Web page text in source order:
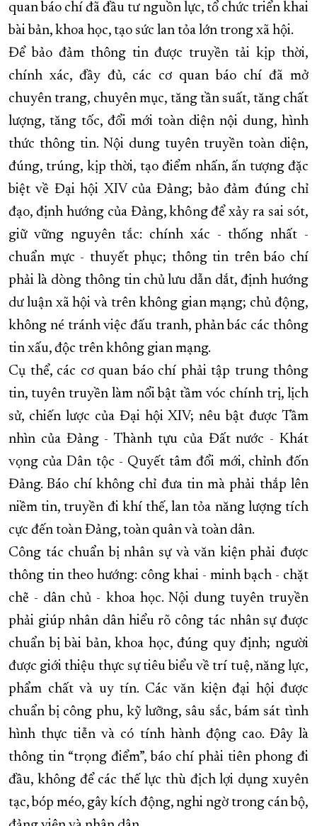
quan báo chí đã đầu tư nguồn lực, tổ chức triển khai
bài bản, khoa học, tạo sức lan tỏa lớn trong xã hội.
Để bảo đảm thông tin được truyền tải kịp thời,
chính xác, đầy đủ, các cơ quan báo chí đã mở
chuyên trang, chuyên mục, tăng tần suất, tăng chất
lượng, tăng tốc, đổi mới toàn diện nội dung, hình
thức thông tin. Nội dung tuyên truyền toàn diện,
đúng, trúng, kịp thời, tạo điểm nhấn, ấn tượng đặc
biệt về Đại hội XIV của Đảng; bảo đảm đúng chỉ
đạo, định hướng của Đảng, không để xảy ra sai sót,
giữ vững nguyên tắc: chính xác - thống nhất -
chuẩn mực - thuyết phục; thông tin trên báo chí
phải là dòng thông tin chủ lưu dẫn dắt, định hướng
dư luận xã hội và trên không gian mạng; chủ động,
không né tránh việc đấu tranh, phản bác các thông
tin xấu, độc trên không gian mạng.
Cụ thể, các cơ quan báo chí phải tập trung thông
tin, tuyên truyền làm nổi bật tầm vóc chính trị, lịch
sử, chiến lược của Đại hội XIV; nêu bật được Tầm
nhìn của Đảng - Thành tựu của Đất nước - Khát
vọng của Dân tộc - Quyết tâm đổi mới, chỉnh đốn
Đảng. Báo chí không chỉ đưa tin mà phải thắp lên
niềm tin, truyền đi khí thế, lan tỏa năng lượng tích
cực đến toàn Đảng, toàn quân và toàn dân.
Công tác chuẩn bị nhân sự và văn kiện phải được
thông tin theo hướng: công khai - minh bạch - chặt
chẽ - dân chủ - khoa học. Nội dung tuyên truyền
phải giúp nhân dân hiểu rõ công tác nhân sự được
chuẩn bị bài bản, khoa học, đúng quy định; người
được giới thiệu thực sự tiêu biểu về trí tuệ, năng lực,
phẩm chất và uy tín. Các văn kiện đại hội được
chuẩn bị công phu, kỹ lưỡng, sâu sắc, bám sát tình
hình thực tiễn và có tính hành động cao. Đây là
thông tin “trọng điểm”, báo chí phải tiên phong đi
đầu, không để các thế lực thù địch lợi dụng xuyên
tạc, bóp méo, gây kích động, nghi ngờ trong cán bộ,